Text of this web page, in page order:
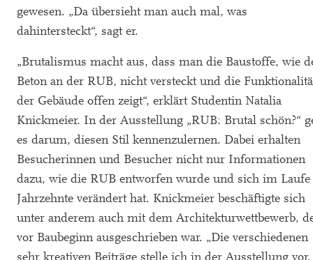
gewesen. „Da übersieht man auch mal, was
dahintersteckt“, sagt er.
„Brutalismus macht aus, dass man die Baustoffe, wie
Beton an der RUB, nicht versteckt und die
der Gebäude offen zeigt“, erklärt Studentin Natalia
Knickmeier. In der Ausstellung „RUB: Brutal schön?“
es darum, diesen Stil kennenzulernen. Dabei erhalten
Besucherinnen und Besucher nicht nur Informationen
dazu, wie die RUB entworfen wurde und sich im Laufe
Jahrzehnte verändert hat. Knickmeier beschäftigte sich
unter anderem auch mit dem Architekturwettbewerb,
vor Baubeginn ausgeschrieben war. „Die verschiedenen
sehr kreativen Beiträge stelle ich in der Ausstellung vor.